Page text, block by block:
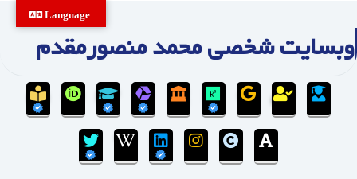
to
content
وبسایت شخصی محمد منصورمقدم
Language